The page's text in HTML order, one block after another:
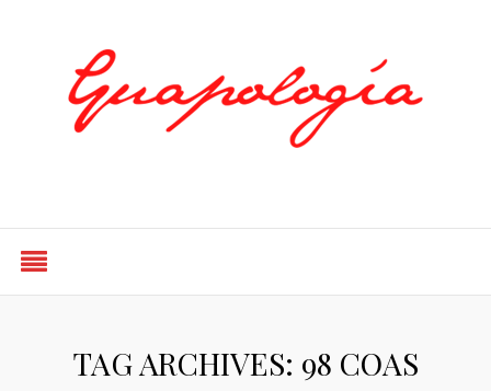
TAG ARCHIVES: 98 COAS